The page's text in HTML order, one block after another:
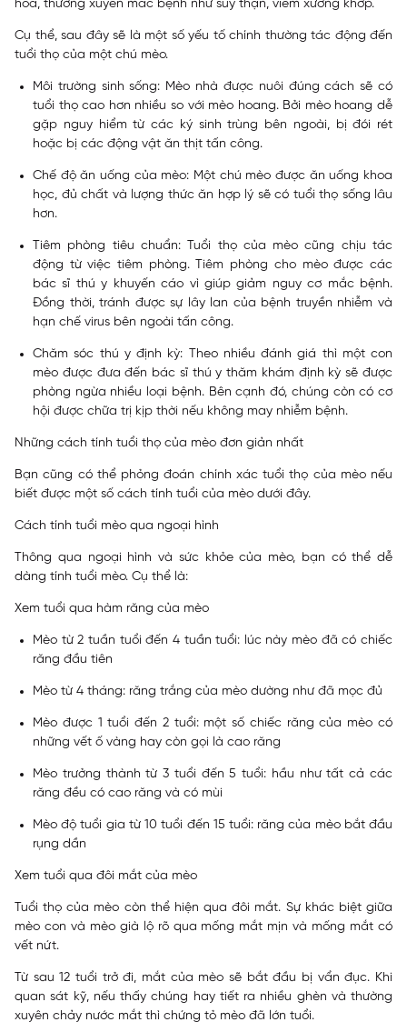
hoá, thường xuyên mắc bệnh như suy thận, viêm xương khớp.
Cụ thể, sau đây sẽ là một số yếu tố chính thường tác động đến
tuổi thọ của một chú mèo.
Môi trường sinh sống: Mèo nhà được nuôi đúng cách sẽ có
tuổi thọ cao hơn nhiều so với mèo hoang. Bởi mèo hoang dễ
gặp nguy hiểm từ các ký sinh trùng bên ngoài, bị đói rét
hoặc bị các động vật ăn thịt tấn công.
Chế độ ăn uống của mèo: Một chú mèo được ăn uống khoa
học, đủ chất và lượng thức ăn hợp lý sẽ có tuổi thọ sống lâu
hơn.
Tiêm phòng tiêu chuẩn:Tuổi thọ của mèo cũng chịu tác
động từ việc tiêm phòng. Tiêm phòng cho mèo được các
bác sĩ thú y khuyến cáo vì giúp giảm nguy cơ mắc bệnh.
Đồng thời, tránh được sự lây lan của bệnh truyền nhiễm và
hạn chế virus bên ngoài tấn công.
Chăm sóc thú y định kỳ: Theo nhiều đánh giá thì một con
mèo được đưa đến bác sĩ thú y thăm khám định kỳ sẽ được
phòng ngừa nhiều loại bệnh. Bên cạnh đó, chúng còn có cơ
hội được chữa trị kịp thời nếu không may nhiễm bệnh.
Những cách tính tuổi thọ của mèo đơn giản nhất
Bạn cũng có thể phỏng đoán chính xác tuổi thọ của mèo nếu
biết được một số cách tính tuổi của mèo dưới đây.
Cách tính tuổi mèo qua ngoại hình
Thông qua ngoại hình và sức khỏe của mèo, bạn có thể dễ
dàng tính tuổi mèo. Cụ thể là:
Xem tuổi qua hàm răng của mèo
Mèo từ 2 tuần tuổi đến 4 tuần tuổi: lúc này mèo đã có chiếc
răng đầu tiên
Mèo từ 4 tháng: răng trắng của mèo dường như đã mọc đủ
Mèo được 1 tuổi đến 2 tuổi: một số chiếc răng của mèo có
những vết ố vàng hay còn gọi là cao răng
Mèo trưởng thành từ 3 tuổi đến 5 tuổi: hầu như tất cả các
răng đều có cao răng và có mùi
Mèo độ tuổi gia từ 10 tuổi đến 15 tuổi: răng của mèo bắt đầu
rụng dần
Xem tuổi qua đôi mắt của mèo
Tuổi thọ của mèo còn thể hiện qua đôi mắt. Sự khác biệt giữa
mèo con và mèo già lộ rõ qua mống mắt mịn và mống mắt có
vết nứt.
Từ sau 12 tuổi trở đi, mắt của mèo sẽ bắt đầu bị vẩn đục. Khi
quan sát kỹ, nếu thấy chúng hay tiết ra nhiều ghèn và thường
xuyên chảy nước mắt thì chứng tỏ mèo đã lớn tuổi.